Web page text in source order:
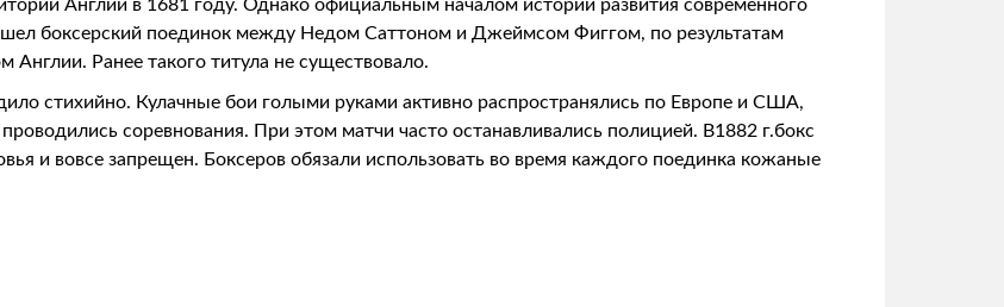
Англии в 1681 году. Однако официальным началом истории развития современного
боксерский поединок между Недом Саттоном и Джеймсом Фиггом, по результатам
Ранее такого титула не существовало.
стихийно. Кулачные бои голыми руками активно распространялись по Европе и США,
соревнования. При этом матчи часто останавливались полицией. В1882 г.бокс
и вовсе запрещен. Боксеров обязали использовать во время каждого поединка кожаные